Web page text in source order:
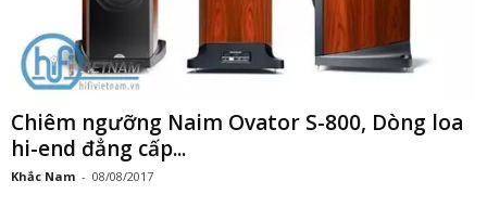
Chiêm ngưỡng Naim Ovator S-800, Dòng loa
hi-end đẳng cấp...
Khắc Nam - 08/08/2017